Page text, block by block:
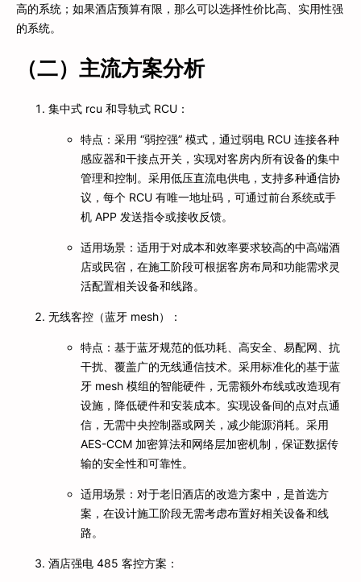
高的系统；如果酒店预算有限，那么可以选择性价比高、实用性强
的系统。
（二）主流方案分析
集中式 rcu 和导轨式 RCU：
特点：采用 “弱控强” 模式，通过弱电 RCU 连接各种
感应器和干接点开关，实现对客房内所有设备的集中
管理和控制。采用低压直流电供电，支持多种通信协
议，每个 RCU 有唯一地址码，可通过前台系统或手
机 APP 发送指令或接收反馈。
适用场景：适用于对成本和效率要求较高的中高端酒
店或民宿，在施工阶段可根据客房布局和功能需求灵
活配置相关设备和线路。
无线客控（蓝牙 mesh）：
特点：基于蓝牙规范的低功耗、高安全、易配网、抗
干扰、覆盖广的无线通信技术。采用标准化的基于蓝
牙 mesh 模组的智能硬件，无需额外布线或改造现有
设施，降低硬件和安装成本。实现设备间的点对点通
信，无需中央控制器或网关，减少能源消耗。采用
AES-CCM 加密算法和网络层加密机制，保证数据传
输的安全性和可靠性。
适用场景：对于老旧酒店的改造方案中，是首选方
案，在设计施工阶段无需考虑布置好相关设备和线
路。
酒店强电 485 客控方案：